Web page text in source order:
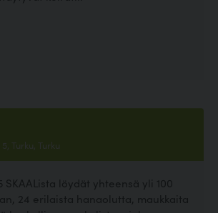
Turku, Turku
SKAALista löydät yhteensä yli 100
24 erilaista hanaolutta, maukkaita